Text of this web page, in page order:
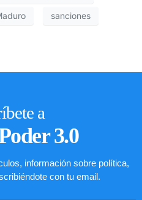
sanciones
a
3.0
información sobre política,
con tu email.